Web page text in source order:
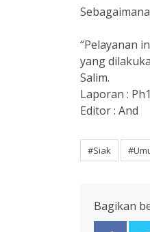
“Pelayanan
yang
Salim.
Laporan : Ph1
Editor : And
#Siak
Bagikan